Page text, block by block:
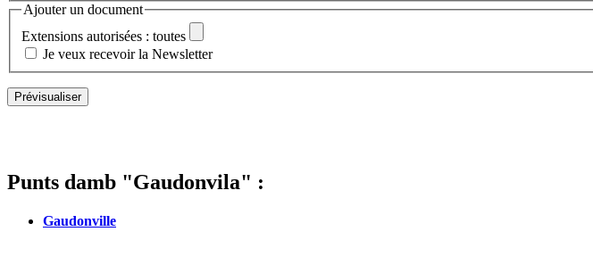
Ajouter un document
Extensions autorisées : toutes
Je veux recevoir la Newsletter
Punts damb "Gaudonvila" :
Gaudonville